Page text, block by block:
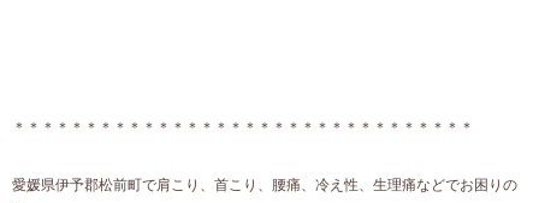
＊＊＊＊＊＊＊＊＊＊＊＊＊＊＊＊＊＊＊＊＊＊＊＊＊＊＊＊＊＊＊＊
愛媛県伊予郡松前町で肩こり、首こり、腰痛、冷え性、生理痛などでお困りの